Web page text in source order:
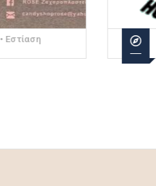
• Εστίαση